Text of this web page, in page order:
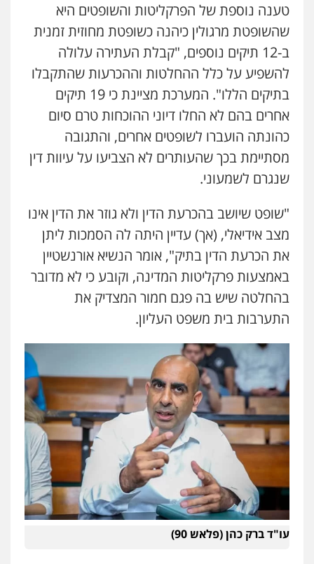
טענה נוספת של הפרקליטות והשופטים היא
שהשופטת מרגולין כיהנה כשופטת מחוזית זמנית
ב-12 תיקים נוספים, "קבלת העתירה עלולה
להשפיע על כלל ההחלטות וההכרעות שהתקבלו
בתיקים הללו". המערכת מציינת כי 19 תיקים
אחרים בהם לא החלו דיוני ההוכחות טרם סיום
כהונתה הועברו לשופטים אחרים, והתגובה
מסתיימת בכך שהעותרים לא הצביעו על עיוות דין
שנגרם לשמעוני.
"שופט שיושב בהכרעת הדין ולא גוזר את הדין אינו
מצב אידיאלי, (אך) עדיין היתה לה הסמכות ליתן
את הכרעת הדין בתיק", אומר הנשיא אורנשטיין
באמצעות פרקליטות המדינה, וקובע כי לא מדובר
בהחלטה שיש בה פגם חמור המצדיק את
התערבות בית משפט העליון.
עו"ד ברק כהן (פלאש 90)
עו"ד יניב זוסמן
פלילי כלכלי פשיעה חמורה מעצרים
וחקירות
0525199949
עו"ד אורי רינצקי
פלילי כלכלי ניהול משפטים
0506216813
שחר לדובסקי, עו"ד
פלילי מעצרים וחקירות עבירות המתה עורכי
דין לענייני אסירים
0507913332
עו"ד מירב נוסבוים
פלילי מעצרים וחקירות נוער עורכי דין
לענייני אסירים
0522331443